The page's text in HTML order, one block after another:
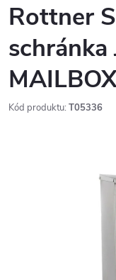
Rottner
schránka
Kód produktu: T05336